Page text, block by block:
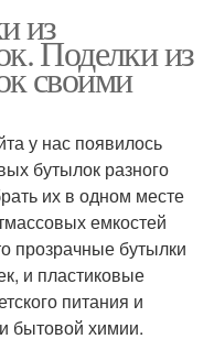
из
Поделки из
своими
у нас появилось
бутылок разного
их в одном месте
емкостей
прозрачные бутылки
и пластиковые
питания и
бытовой химии.